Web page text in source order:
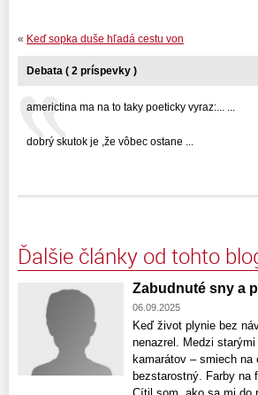
« Keď sopka duše hľadá cestu von
Debata ( 2 príspevky )
americtina ma na to taky poeticky vyraz:... ...
dobrý skutok je ,že vôbec ostane ...
Ďalšie články od tohto
Zabudnuté sny a
06.09.2025
Keď život plynie bez
nenazrel. Medzi
kamarátov – smiech
bezstarostný. Farby na